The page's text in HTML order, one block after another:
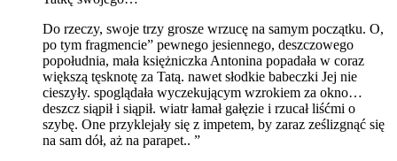
Do rzeczy, swoje trzy grosze wrzucę na samym początku. O,
po tym fragmencie” pewnego jesiennego, deszczowego
popołudnia, mała księżniczka Antonina popadała w coraz
większą tęsknotę za Tatą. nawet słodkie babeczki Jej nie
cieszyły. spoglądała wyczekującym wzrokiem za okno…
deszcz siąpił i siąpił. wiatr łamał gałęzie i rzucał liśćmi o
szybę. One przyklejały się z impetem, by zaraz ześlizgnąć się
na sam dół, aż na parapet.. ”